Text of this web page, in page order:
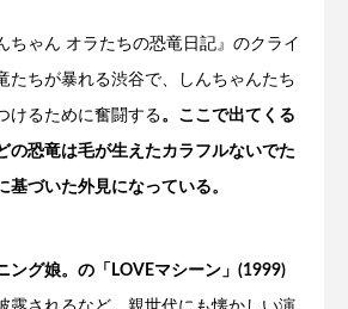
ちゃん オラたちの恐竜日記』のクライ
たちが暴れる渋谷で、しんちゃんたち
けるために奮闘する。ここで出てくる
の恐竜は毛が生えたカラフルないでた
基づいた外見になっている。
ング娘。の「LOVEマシーン」(1999)